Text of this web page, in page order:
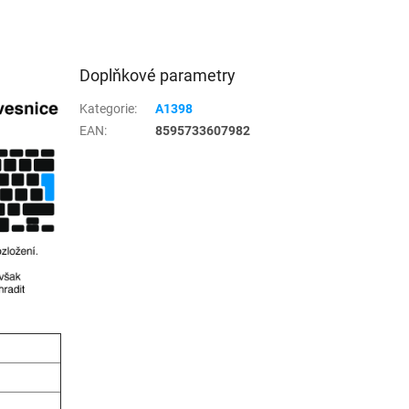
Doplňkové parametry
Kategorie:
A1398
EAN: 8595733607982